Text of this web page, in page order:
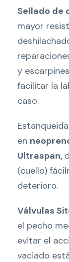
Sellado de
mayor
y
facilitar la
caso.
en
Ultraspan,
(cuello)
deterioro.
Válvulas
el pecho
evitar el
vaciado